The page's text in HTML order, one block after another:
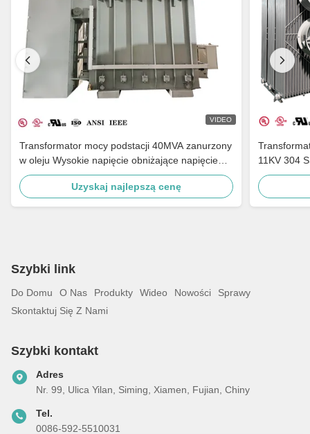
VIDEO
Transformator mocy podstacji 40MVA zanurzony
w oleju Wysokie napięcie obniżające napięcie
44KV do 34,5KV Normy ANSI IEEE
Uzyskaj najlepszą cenę
11KV 304
IEEE
Szybki link
Do Domu O Nas Produkty Wideo Nowości
Sprawy
Skontaktuj Się Z Nami
Szybki kontakt
Adres
Nr. 99, Ulica Yilan, Siming, Xiamen, Fujian, Chiny
Tel.
0086-592-5510031